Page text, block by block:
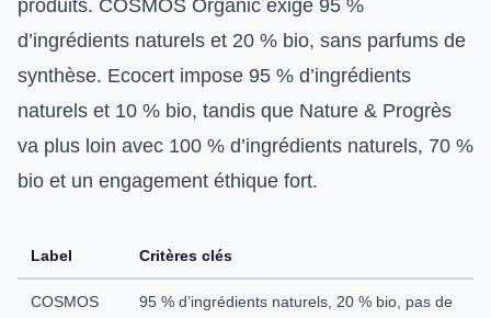
produits. COSMOS Organic exige 95 %
d’ingrédients naturels et 20 % bio, sans parfums de
synthèse. Ecocert impose 95 % d’ingrédients
naturels et 10 % bio, tandis que Nature & Progrès
va plus loin avec 100 % d’ingrédients naturels, 70 %
bio et un engagement éthique fort.
Label Critères clés
COSMOS
95 % d’ingrédients naturels, 20 % bio, pas de